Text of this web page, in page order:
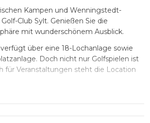
Kampen und Wenningstedt-
Club Sylt. Genießen Sie die
mit wunderschönem Ausblick.
über eine 18-Lochanlage sowie
Doch nicht nur Golfspielen ist
für Veranstaltungen steht die Location
im Golf-Club Sylt ist zweistöckig und
Im Sommer steht Ihnen zusätzlich